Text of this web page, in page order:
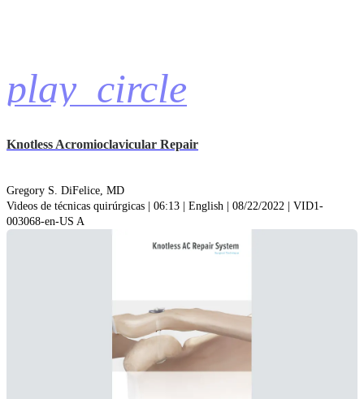
play_circle
Knotless Acromioclavicular Repair
Gregory S. DiFelice, MD
Videos de técnicas quirúrgicas | 06:13 | English | 08/22/2022 | VID1-
003068-en-US A